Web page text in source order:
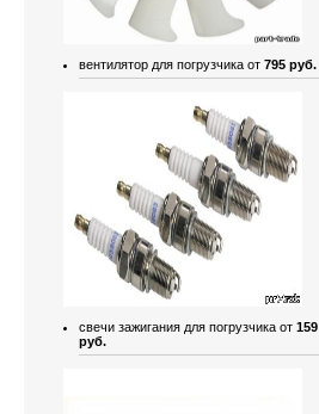
вентилятор для погрузчика от 795 руб.
свечи зажигания для погрузчика от 159
руб.